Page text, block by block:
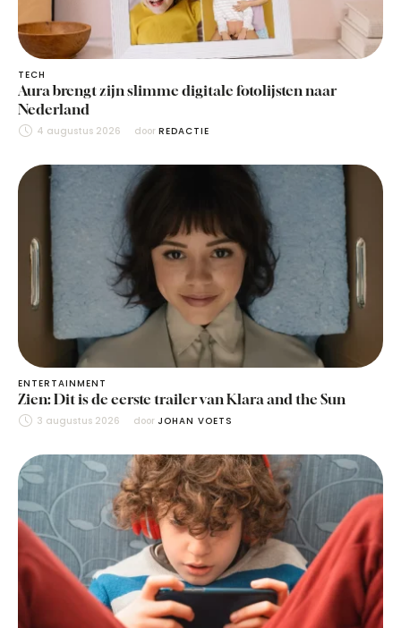
TECH
Aura brengt zijn slimme digitale fotolijsten naar
Nederland
4 augustus 2026 door REDACTIE
ENTERTAINMENT
Zien: Dit is de eerste trailer van Klara and the Sun
3 augustus 2026 door JOHAN VOETS